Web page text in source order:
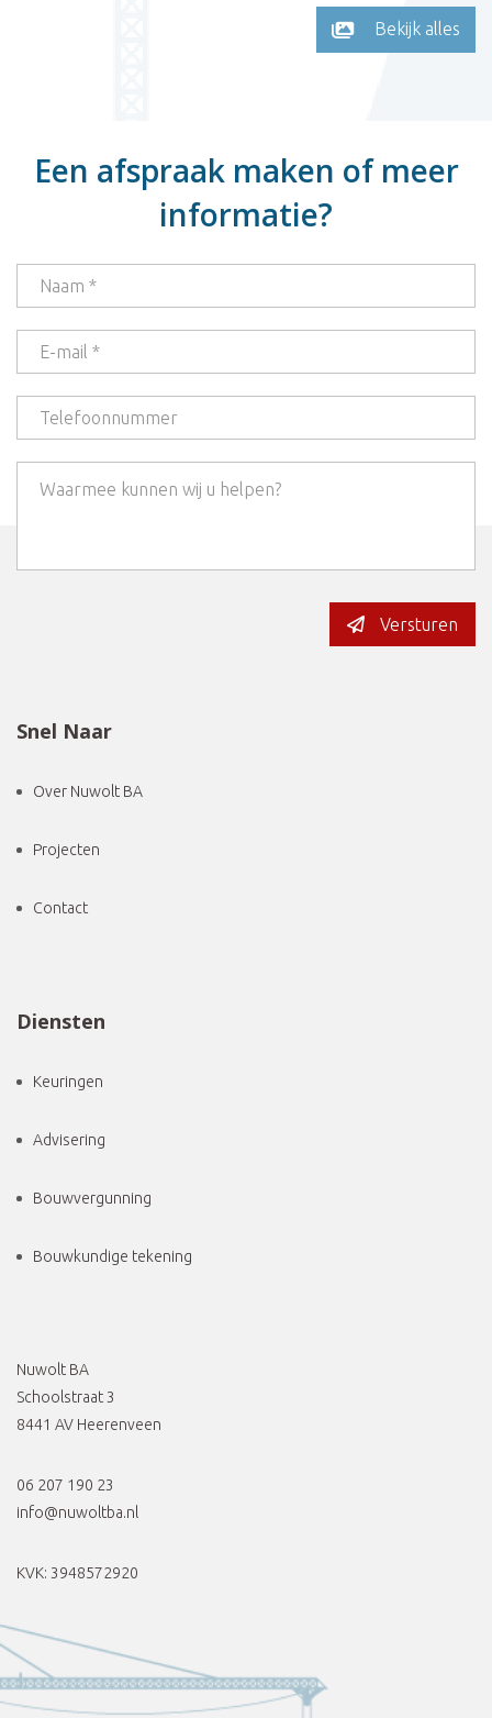
Bekijk alles
Een afspraak maken of meer
informatie?
Versturen
Snel Naar
Over Nuwolt BA
Projecten
Contact
Diensten
Keuringen
Advisering
Bouwvergunning
Bouwkundige tekening
Nuwolt BA
Schoolstraat 3
8441 AV Heerenveen
06 207 190 23
info@nuwoltba.nl
KVK: 3948572920